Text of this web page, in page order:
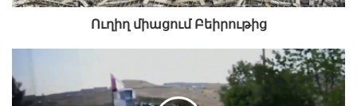
Ստուգայցերի ընթացքում դիտարկվում է
համավարակի տարածումը կանխելու նպատակով
պարետի սահմանված անվտանգության
կանոնների պահպանումը։ Տվյալ դեպքում
ուշադրության են առնվում հյուրանոցային
Ուղիղ միացում Բեիրութից